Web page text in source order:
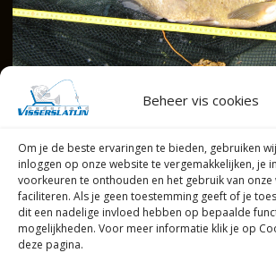
Beheer vis cookies
Om je de beste ervaringen te bieden, gebruiken wij
inloggen op onze website te vergemakkelijken, je
voorkeuren te onthouden en het gebruik van onze
faciliteren. Als je geen toestemming geeft of je
dit een nadelige invloed hebben op bepaalde
mogelijkheden. Voor meer informatie klik je op
deze pagina.
Terug naar boven